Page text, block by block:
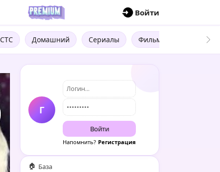
Войти
СТС Домашний Сериалы Фильмы Трейлеры
Г
Войти
Напомнить? Регистрация
🏠 База